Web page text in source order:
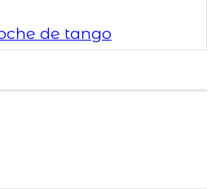
de tango